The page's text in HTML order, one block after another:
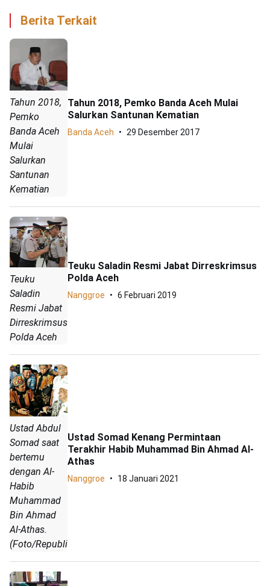
Berita Terkait
Tahun 2018,
Pemko
Banda Aceh
Mulai
Salurkan
Santunan
Kematian
Tahun 2018, Pemko Banda Aceh Mulai
Salurkan Santunan Kematian
Banda Aceh 29 Desember 2017
Teuku
Saladin
Resmi Jabat
Dirreskrimsus
Polda Aceh
Teuku Saladin Resmi Jabat Dirreskrimsus
Polda Aceh
Nanggroe 6 Februari 2019
Ustad Abdul
Somad saat
bertemu
dengan Al-
Habib
Muhammad
Bin Ahmad
Al-Athas.
(Foto/Republika)
Ustad Somad Kenang Permintaan
Terakhir Habib Muhammad Bin Ahmad Al-
Athas
Nanggroe 18 Januari 2021